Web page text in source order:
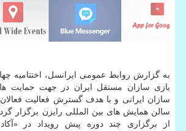
به گزارش روابط عمومی ایرانسل، اختتامیه
بازی سازان مستقل ایران در جهت حمایت
سازان ایرانی و با هدف گسترش فعالیت فعالان
سالن همایش های بین المللی رایزن برگزار
از برگزاری چند دوره پیش رویداد در